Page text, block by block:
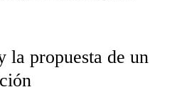
la propuesta de un